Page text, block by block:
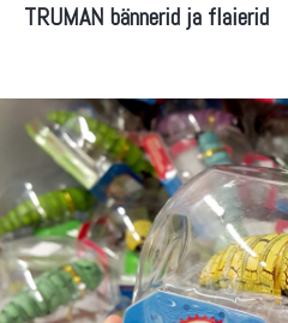
TRUMAN bännerid ja flaierid